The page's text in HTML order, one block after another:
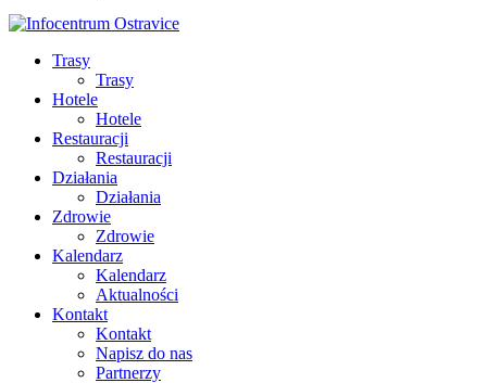
Trasy
Trasy
Hotele
Hotele
Restauracji
Restauracji
Działania
Działania
Zdrowie
Zdrowie
Kalendarz
Kalendarz
Aktualności
Kontakt
Kontakt
Napisz do nas
Partnerzy